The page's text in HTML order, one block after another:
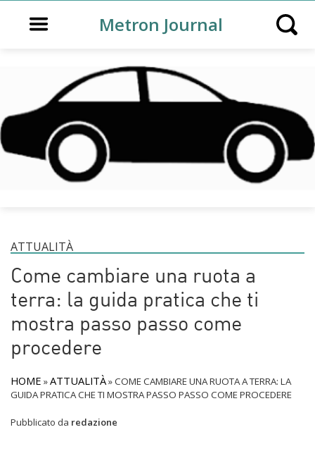
Open main menuMetron Journal Open
ATTUALITÀ
Come cambiare una ruota a
terra: la guida pratica che ti
mostra passo passo come
procedere
HOME »ATTUALITÀ»COME CAMBIARE UNA RUOTA A TERRA: LA
GUIDA PRATICA CHE TI MOSTRA PASSO PASSO COME PROCEDERE
Pubblicato da redazione